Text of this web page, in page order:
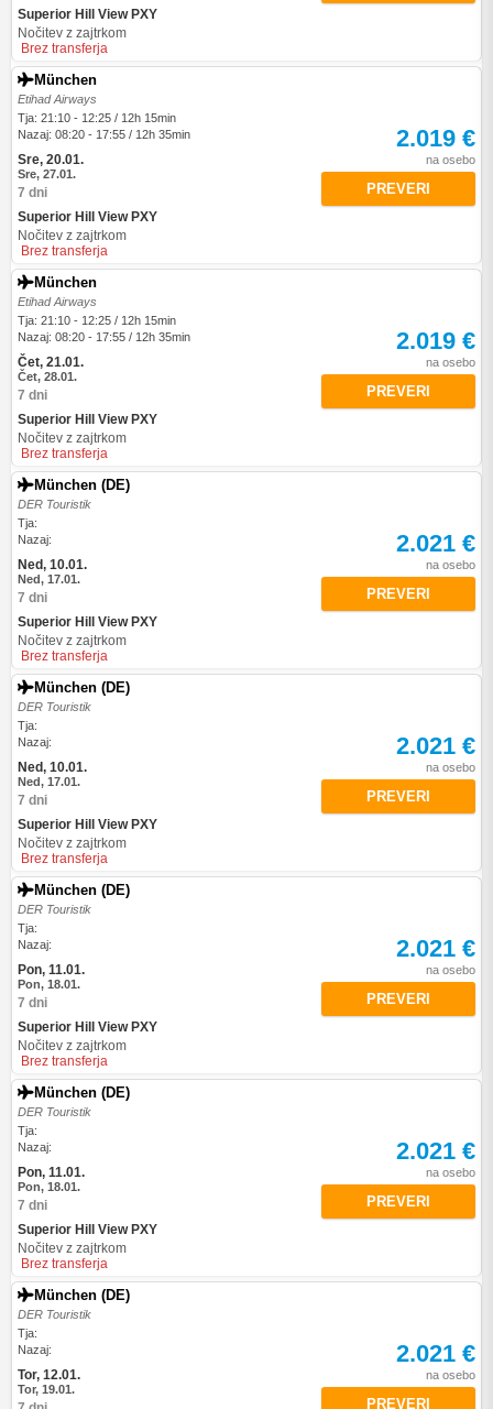
Superior Hill View PXY
Nočitev z zajtrkom
Brez transferja
München
Etihad Airways
Tja: 21:10 - 12:25 / 12h 15min
Nazaj: 08:20 - 17:55 / 12h 35min
Sre, 20.01.
Sre, 27.01.
7 dni
Superior Hill View PXY
Nočitev z zajtrkom
Brez transferja
2.019 €
na osebo
PREVERI
München
Etihad Airways
Tja: 21:10 - 12:25 / 12h 15min
Nazaj: 08:20 - 17:55 / 12h 35min
Čet, 21.01.
Čet, 28.01.
7 dni
Superior Hill View PXY
Nočitev z zajtrkom
Brez transferja
2.019 €
na osebo
PREVERI
München (DE)
DER Touristik
Tja:
Nazaj:
Ned, 10.01.
Ned, 17.01.
7 dni
Superior Hill View PXY
Nočitev z zajtrkom
Brez transferja
2.021 €
na osebo
PREVERI
München (DE)
DER Touristik
Tja:
Nazaj:
Ned, 10.01.
Ned, 17.01.
7 dni
Superior Hill View PXY
Nočitev z zajtrkom
Brez transferja
2.021 €
na osebo
PREVERI
München (DE)
DER Touristik
Tja:
Nazaj:
Pon, 11.01.
Pon, 18.01.
7 dni
Superior Hill View PXY
Nočitev z zajtrkom
Brez transferja
2.021 €
na osebo
PREVERI
München (DE)
DER Touristik
Tja:
Nazaj:
Pon, 11.01.
Pon, 18.01.
7 dni
Superior Hill View PXY
Nočitev z zajtrkom
Brez transferja
2.021 €
na osebo
PREVERI
München (DE)
DER Touristik
Tja:
Nazaj:
Tor, 12.01.
Tor, 19.01.
2.021 €
na osebo
PREVERI